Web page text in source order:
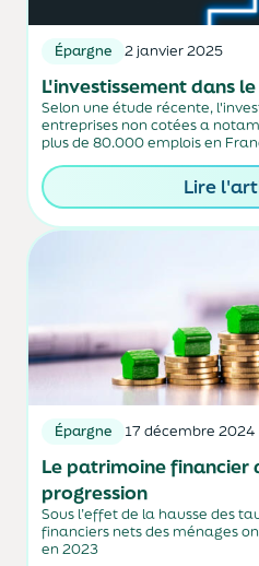
Épargne 2 janvier 2025
L'investissement dans
Selon une étude récente,
entreprises non cotées a
plus de 80.000 emplois en
Lire
Épargne 17 décembre 2024
Le patrimoine financier
progression
Sous l’effet de la hausse des
financiers nets des ménages
en 2023